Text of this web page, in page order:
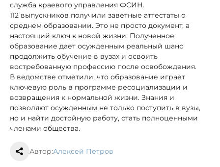
служба краевого управления ФСИН.
112 выпускников получили заветные аттестаты о
среднем образовании. Это не просто документ, а
настоящий ключ к новой жизни. Полученное
образование дает осужденным реальный шанс
продолжить обучение в вузах и освоить
востребованную профессию после освобождения.
В ведомстве отметили, что образование играет
ключевую роль в программе ресоциализации и
возвращения к нормальной жизни. Знания и
позволяют осужденным не только поступить в вузы,
но и найти достойную работу, стать полноценными
членами общества.
Автор:Алексей Петров